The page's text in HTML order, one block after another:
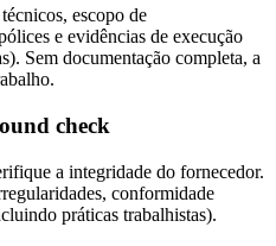
escopo de
e evidências de execução
Sem documentação completa, a
check
a integridade do fornecedor.
conformidade
práticas trabalhistas).